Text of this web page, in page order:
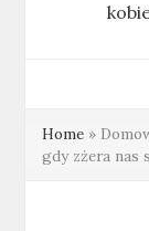
Home »
gdy zżera nas